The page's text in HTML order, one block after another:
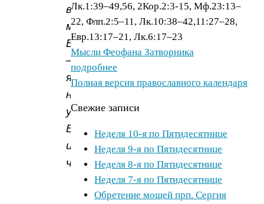
великой
милостью
Божией
–
явлением
нового
угодника
Божия
и
чудотворца».
Лк.1:39–49,56, 2Кор.2:3-15, Мф.23:13–
22, Флп.2:5–11, Лк.10:38–42,11:27–28,
Евр.13:17–21, Лк.6:17–23
Мысли Феофана Затворника
подробнее
Полная версия православного календаря
Свежие записи
Неделя 10-я по Пятидесятнице
Неделя 9-я по Пятидесятнице
Неделя 8-я по Пятидесятнице
Неделя 7-я по Пятидесятнице
Обретение мощей прп. Сергия